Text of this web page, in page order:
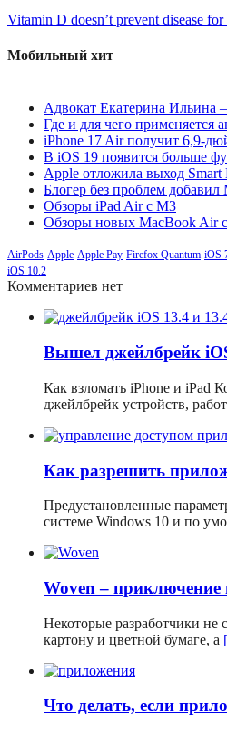
Vitamin D doesn’t prevent disease
Мобильный хит
Адвокат Екатерина Ильина
Где и для чего применяется
iPhone 17 Air получит 6,9-
В iOS 19 появится больше
Apple отложила выход Smart
Блогер без проблем добавил
Обзоры iPad Air с M3
Обзоры новых MacBook Air
AirPods Apple Apple Pay Firefox Quantum iOS
iOS 10.2
Комментариев нет
Вышел джейлбрейк
Как взломать iPhone и iPad
джейлбрейк устройств,
Как разрешить
Предустановленные
системе Windows 10 и по
Woven – приключение
Некоторые разработчики не
картону и цветной бумаге, а
Что делать, если